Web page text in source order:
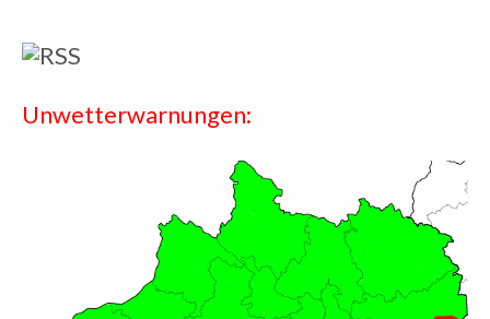
Unwetterwarnungen: